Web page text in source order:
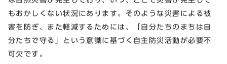
もおかしくない状況にあります。そのような災害による被
害を防ぎ、また軽減するためには、「自分たちのまちは自
分たちで守る」という意識に基づく自主防災活動が必要不
可欠です。